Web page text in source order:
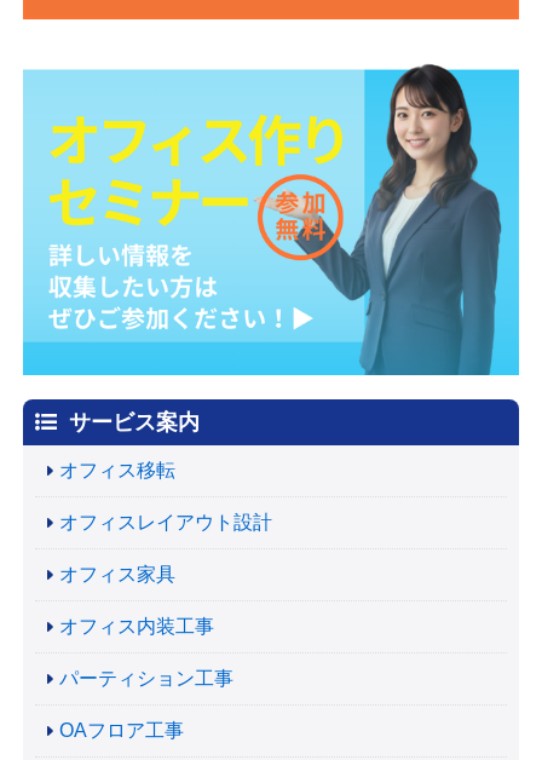
サービス案内
オフィス移転
オフィスレイアウト設計
オフィス家具
オフィス内装工事
パーティション工事
OAフロア工事